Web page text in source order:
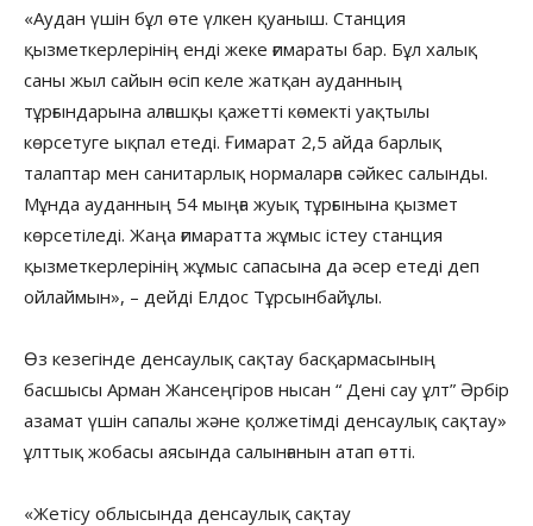
«Аудан үшін бұл өте үлкен қуаныш. Станция
қызметкерлерінің енді жеке ғимараты бар. Бұл халық
саны жыл сайын өсіп келе жатқан ауданның
тұрғындарына алғашқы қажетті көмекті уақтылы
көрсетуге ықпал етеді. Ғимарат 2,5 айда барлық
талаптар мен санитарлық нормаларға сәйкес салынды.
Мұнда ауданның 54 мыңға жуық тұрғынына қызмет
көрсетіледі. Жаңа ғимаратта жұмыс істеу станция
қызметкерлерінің жұмыс сапасына да әсер етеді деп
ойлаймын», – дейді Елдос Тұрсынбайұлы.
Өз кезегінде денсаулық сақтау басқармасының
басшысы Арман Жансеңгіров нысан “ Дені сау ұлт” Әрбір
азамат үшін сапалы және қолжетімді денсаулық сақтау»
ұлттық жобасы аясында салынғанын атап өтті.
«Жетісу облысында денсаулық сақтау